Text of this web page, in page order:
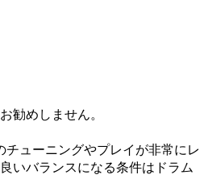
勧めしません。
ューニングやプレイが非常にレ
いバランスになる条件はドラム